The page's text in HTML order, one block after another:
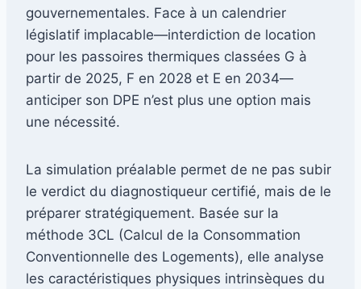
gouvernementales. Face à un calendrier
législatif implacable—interdiction de location
pour les passoires thermiques classées G à
partir de 2025, F en 2028 et E en 2034—
anticiper son DPE n’est plus une option mais
une nécessité.
La simulation préalable permet de ne pas subir
le verdict du diagnostiqueur certifié, mais de le
préparer stratégiquement. Basée sur la
méthode 3CL (Calcul de la Consommation
Conventionnelle des Logements), elle analyse
les caractéristiques physiques intrinsèques du